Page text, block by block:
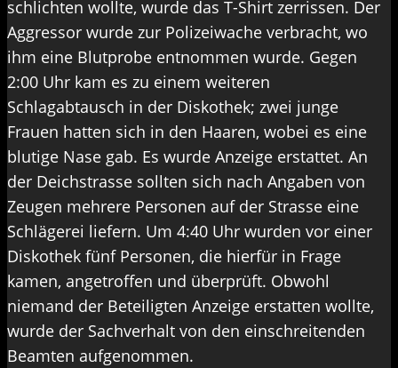
schlichten wollte, wurde das T-Shirt zerrissen. Der
Aggressor wurde zur Polizeiwache verbracht, wo
ihm eine Blutprobe entnommen wurde. Gegen
2:00 Uhr kam es zu einem weiteren
Schlagabtausch in der Diskothek; zwei junge
Frauen hatten sich in den Haaren, wobei es eine
blutige Nase gab. Es wurde Anzeige erstattet. An
der Deichstrasse sollten sich nach Angaben von
Zeugen mehrere Personen auf der Strasse eine
Schlägerei liefern. Um 4:40 Uhr wurden vor einer
Diskothek fünf Personen, die hierfür in Frage
kamen, angetroffen und überprüft. Obwohl
niemand der Beteiligten Anzeige erstatten wollte,
wurde der Sachverhalt von den einschreitenden
Beamten aufgenommen.